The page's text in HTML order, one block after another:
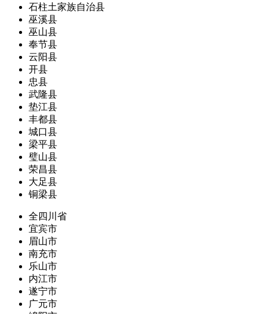
石柱土家族自治县
巫溪县
巫山县
奉节县
云阳县
开县
忠县
武隆县
垫江县
丰都县
城口县
梁平县
璧山县
荣昌县
大足县
铜梁县
全四川省
宜宾市
眉山市
南充市
乐山市
内江市
遂宁市
广元市